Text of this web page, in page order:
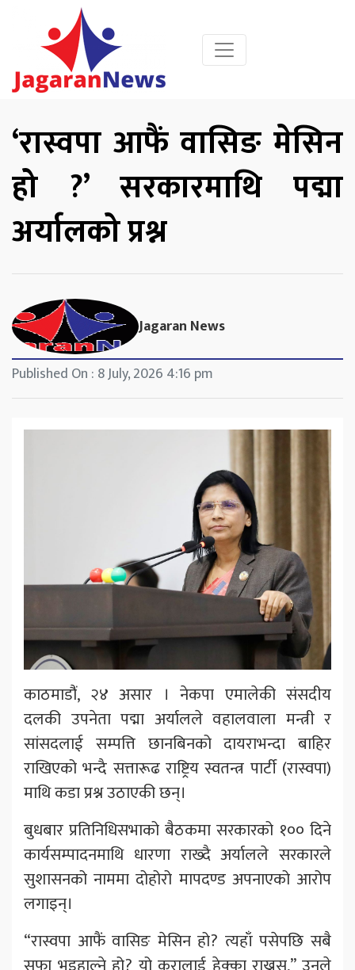
‘रास्वपा आफैं वासिङ मेसिन
हो ?’ सरकारमाथि पद्मा
अर्यालको प्रश्न
Jagaran News
Published On : 8 July, 2026 4:16 pm
काठमाडौंं, २४ असार । नेकपा एमालेकी संसदीय
दलकी उपनेता पद्मा अर्यालले वहालवाला मन्त्री र
सांसदलाई सम्पत्ति छानबिनको दायराभन्दा बाहिर
राखिएको भन्दै सत्तारूढ राष्ट्रिय स्वतन्त्र पार्टी (रास्वपा)
माथि कडा प्रश्न उठाएकी छन्।
बुधबार प्रतिनिधिसभाको बैठकमा सरकारको १०० दिने
कार्यसम्पादनमाथि धारणा राख्दै अर्यालले सरकारले
सुशासनको नाममा दोहोरो मापदण्ड अपनाएको आरोप
लगाइन्।
“रास्वपा आफैं वासिङ मेसिन हो? त्यहाँ पसेपछि सबै